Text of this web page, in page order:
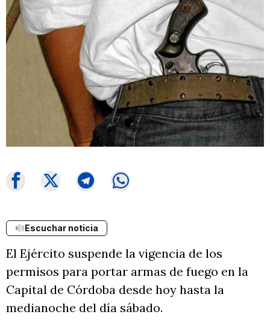
Escuchar noticia
El Ejército suspende la vigencia de los
permisos para portar armas de fuego en la
Capital de Córdoba desde hoy hasta la
medianoche del día sábado.